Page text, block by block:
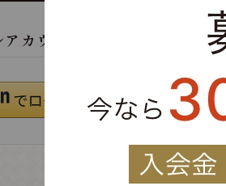
カウントでログイン